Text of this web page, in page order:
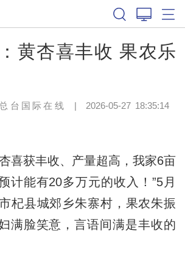
黄杏喜丰收 果农乐
台国际在线 | 2026-05-27 18:35:14
获丰收、产量超高，我家6亩
计能有20多万元的收入！”5月
杞县城郊乡朱寨村，果农朱振
满脸笑意，言语间满是丰收的